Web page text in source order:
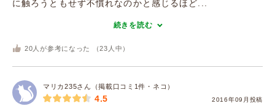
に触ろうともせず不慣れなのかと感じるほど...
続きを読む
20 人が参考になった （23 人中）
マリカ235さん（掲載口コミ1件・ネコ）
2016年09月投稿
4.5